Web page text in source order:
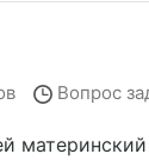
Вопрос